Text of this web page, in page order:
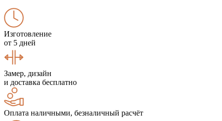
Изготовление
от 5 дней
Замер, дизайн
и доставка бесплатно
Оплата наличными, безналичный расчёт